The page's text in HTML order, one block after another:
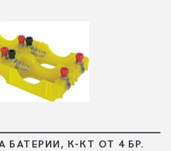
БАТЕРИИ, К-КТ ОТ 4 БР.